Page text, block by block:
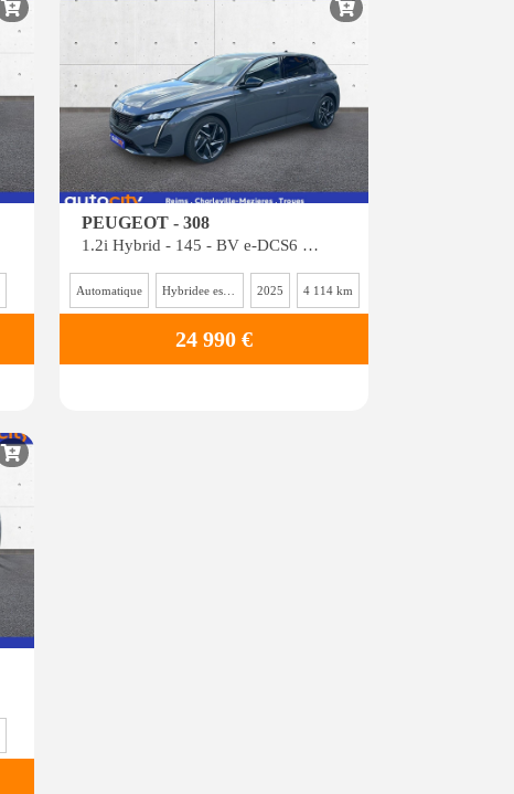
PEUGEOT - 308
1.2i Hybrid - 145 - BV e-DCS6 III BERLINE Allure
Automatique Hybridee essence 2025 4 114 km
24 990 €